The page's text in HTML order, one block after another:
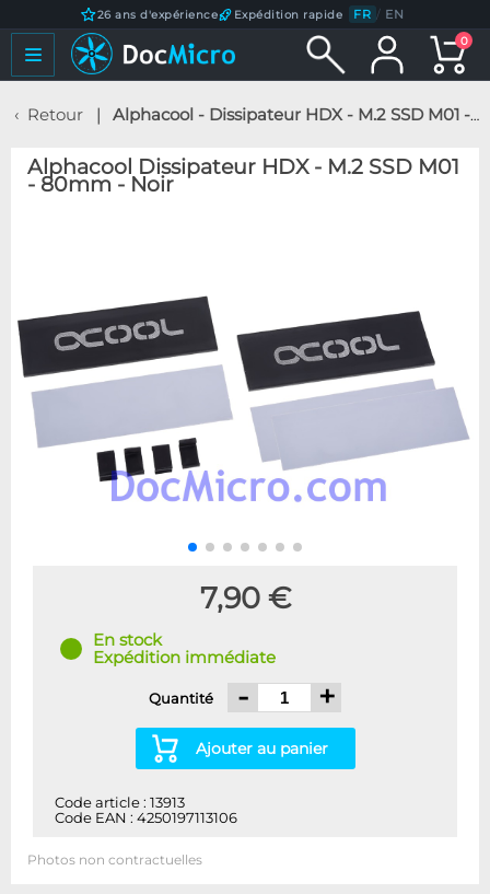
26 ans d'expérience Expédition rapide FR / EN
0
Retour Alphacool - Dissipateur HDX - M.2 SSD M01 - 80mm - Noir
Alphacool Dissipateur HDX - M.2 SSD M01
- 80mm - Noir
7,90 €
En stock
Expédition immédiate
Quantité - +
Ajouter au panier
Code article : 13913
Code EAN : 4250197113106
Photos non contractuelles